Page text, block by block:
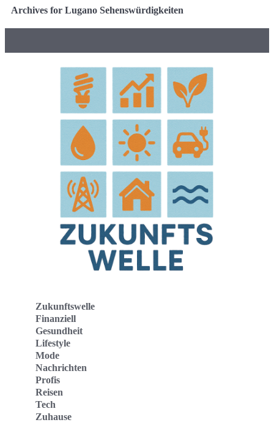
Archives for Lugano Sehenswürdigkeiten
Zukunftswelle
Finanziell
Gesundheit
Lifestyle
Mode
Nachrichten
Profis
Reisen
Tech
Zuhause